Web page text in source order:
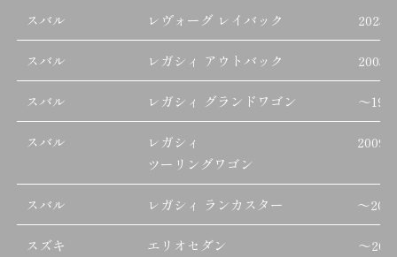
スバル レヴォーグ レイバック 2023/
スバル レガシィ アウトバック 2003/
スバル レガシィ グランドワゴン ～
スバル
レガシィ
ツーリングワゴン
2009/
スバル レガシィ ランカスター ～
スズキ エリオセダン ～